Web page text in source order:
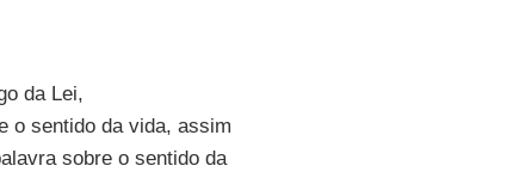
da Lei,
o sentido da vida, assim
sobre o sentido da